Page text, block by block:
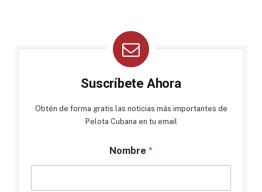
Suscríbete Ahora
Obtén de forma gratis las noticias más importantes de
Pelota Cubana en tu email
Nombre *